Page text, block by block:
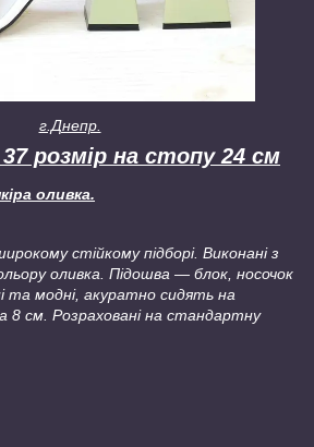
г.Днепр.
розмір на стопу 24 см
оливка.
стійкому підборі. Виконані з
оливка. Підошва — блок, носочок
та модні, акуратно сидять на
8 см. Розраховані на стандартну